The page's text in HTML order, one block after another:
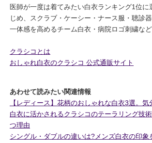
医師が一度は着てみたい白衣ランキング1位に
じめ、スクラブ・ケーシー・ナース服・聴診
一体感を高めるチーム白衣・病院ロゴ刺繍など
クラシコとは
おしゃれ白衣のクラシコ 公式通販サイト
あわせて読みたい関連情報
【レディース】花柄のおしゃれな白衣3選。
白衣に活かされるクラシコのテーラリング技
つ理由
シングル・ダブルの違いは?メンズ白衣の印象